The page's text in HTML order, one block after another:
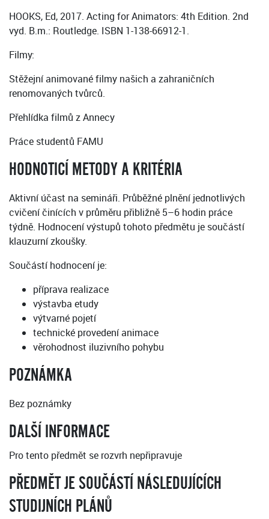
HOOKS, Ed, 2017. Acting for Animators: 4th Edition. 2nd
vyd. B.m.: Routledge. ISBN 1-138-66912-1.
Filmy:
Stěžejní animované filmy našich a zahraničních
renomovaných tvůrců.
Přehlídka filmů z Annecy
Práce studentů FAMU
HODNOTICÍ METODY A KRITÉRIA
Aktivní účast na semináři. Průběžné plnění jednotlivých
cvičení činících v průměru přibližně 5–6 hodin práce
týdně. Hodnocení výstupů tohoto předmětu je součástí
klauzurní zkoušky.
Součástí hodnocení je:
příprava realizace
výstavba etudy
výtvarné pojetí
technické provedení animace
věrohodnost iluzivního pohybu
POZNÁMKA
Bez poznámky
DALŠÍ INFORMACE
Pro tento předmět se rozvrh nepřipravuje
PŘEDMĚT JE SOUČÁSTÍ NÁSLEDUJÍCÍCH
STUDIJNÍCH PLÁNŮ